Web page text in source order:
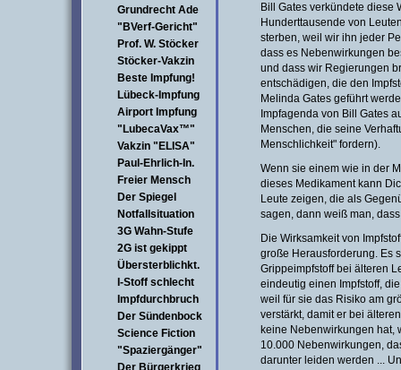
Grundrecht Ade
"BVerf-Gericht"
Prof. W. Stöcker
Stöcker-Vakzin
Beste Impfung!
Lübeck-Impfung
Airport Impfung
"LubecaVax™"
Vakzin "ELISA"
Paul-Ehrlich-In.
Freier Mensch
Der Spiegel
Notfallsituation
3G Wahn-Stufe
2G ist gekippt
Übersterblichkt.
I-Stoff schlecht
Impfdurchbruch
Der Sündenbock
Science Fiction
"Spaziergänger"
Der Bürgerkrieg
Bill Gates verkündete diese
Hunderttausende von
sterben, weil wir ihn jeder
dass es Nebenwirkungen
und dass wir Regierungen
entschädigen, die den
Melinda Gates geführt
Impfagenda von Bill Gates
Menschen, die seine
Menschlichkeit" fordern).
Wenn sie einem wie in der
dieses Medikament kann
Leute zeigen, die als
sagen, dann weiß man,
Die Wirksamkeit von
große Herausforderung. Es
Grippeimpfstoff bei älteren
eindeutig einen Impfstoff,
weil für sie das Risiko am
verstärkt, damit er bei
keine Nebenwirkungen hat,
10.000 Nebenwirkungen,
darunter leiden werden ...